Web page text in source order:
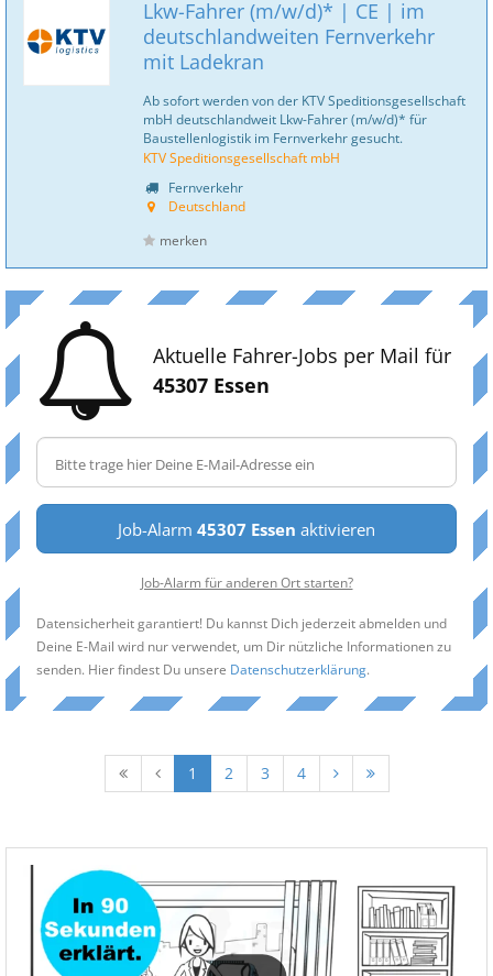
Lkw-Fahrer (m/w/d)* | CE | im
deutschlandweiten Fernverkehr
mit Ladekran
Ab sofort werden von der KTV Speditionsgesellschaft
mbH deutschlandweit Lkw-Fahrer (m/w/d)* für
Baustellenlogistik im Fernverkehr gesucht.
KTV Speditionsgesellschaft mbH
Fernverkehr
Deutschland
merken
Aktuelle Fahrer-Jobs per Mail für
45307 Essen
Job-Alarm 45307 Essen aktivieren
Job-Alarm für anderen Ort starten?
Datensicherheit garantiert! Du kannst Dich jederzeit abmelden und
Deine E-Mail wird nur verwendet, um Dir nützliche Informationen zu
senden. Hier findest Du unsere Datenschutzerklärung.
1 2 3 4